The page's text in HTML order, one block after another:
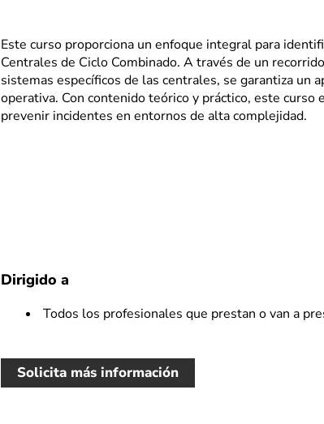
Este curso proporciona un enfoque integral para
Centrales de Ciclo Combinado. A través de un
sistemas específicos de las centrales, se garantiza un
operativa. Con contenido teórico y práctico, este
prevenir incidentes en entornos de alta complejidad.
Dirigido a
Todos los profesionales que prestan o van a
Solicita más información